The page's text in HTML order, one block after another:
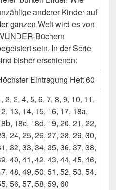
anderer Kinder auf
ganzen Welt wird es von
Büchern
sein. In der Serie
bisher erschienen:
Eintragung Heft 60
2, 3, 4, 5, 6, 7, 8, 9, 10, 11,
13, 14, 15, 16, 17, 18a,
18c, 18d, 19, 20, 21, 22,
24, 25, 26, 27, 28, 29, 30,
32, 33, 34, 35, 36, 37, 38,
40, 41, 42, 43, 44, 45, 46,
48, 49, 50, 51, 52, 53, 54,
56, 57, 58, 59, 60